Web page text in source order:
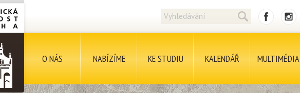
O NÁS NABÍZÍME KE STUDIU KALENDÁŘ MULTIMÉDIA